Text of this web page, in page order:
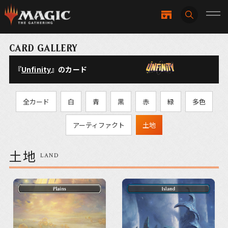
CARD GALLERY
『Unfinity』のカード
全カード 白 青 黒 赤 緑 多色
アーティファクト 土地
土地 LAND